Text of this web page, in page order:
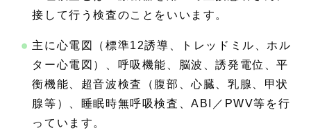
接して行う検査のことをいいます。
主に心電図（標準12誘導、トレッドミル、ホル
ター心電図）、呼吸機能、脳波、誘発電位、平
衡機能、超音波検査（腹部、心臓、乳腺、甲状
腺等）、睡眠時無呼吸検査、ABI／PWV等を行
っています。